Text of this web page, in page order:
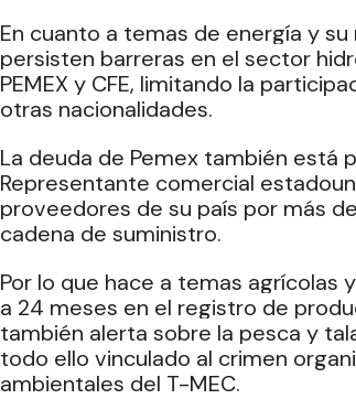
En cuanto a temas de energía y
persisten barreras en el sector
PEMEX y CFE, limitando la
otras nacionalidades.
La deuda de Pemex también está
Representante comercial
proveedores de su país por más
cadena de suministro.
Por lo que hace a temas agrícolas
a 24 meses en el registro de
también alerta sobre la pesca y
todo ello vinculado al crimen
ambientales del T-MEC.